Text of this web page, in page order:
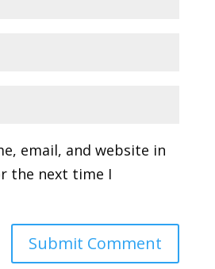
email, and website in
the next time I